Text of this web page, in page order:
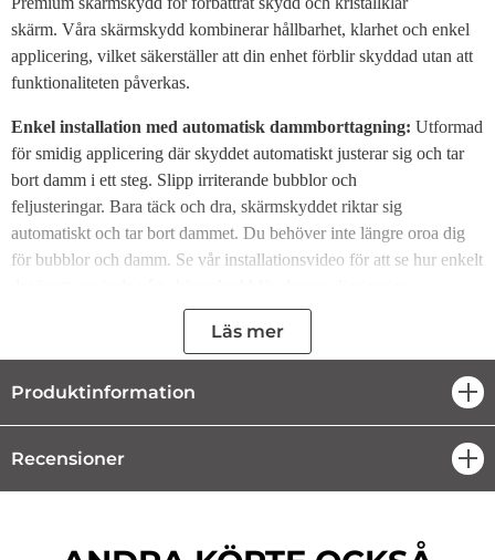
skärm. Våra skärmskydd kombinerar hållbarhet, klarhet och enkel
applicering, vilket säkerställer att din enhet förblir skyddad utan att
funktionaliteten påverkas.
Enkel installation med automatisk dammborttagning: Utformad
för smidig applicering där skyddet automatiskt justerar sig och tar
bort damm i ett steg. Slipp irriterande bubblor och
feljusteringar. Bara täck och dra, skärmskyddet riktar sig
automatiskt och tar bort dammet. Du behöver inte längre oroa dig
för bubblor och damm. Se vår installationsvideo för att se hur enkelt
9H härdat glas för extra skydd: Tillverkat av uppgraderat 9H+
härdat glas med militärklassat stötskydd. Skyddar din skärm mot
repor och stötar för en felfri yta.
Njut av 99% optisk transparens för högupplöst
visning. Oavsett om du tittar på filmer, bläddrar bland bilder eller
Läs mer
Produktinformation
Recensioner